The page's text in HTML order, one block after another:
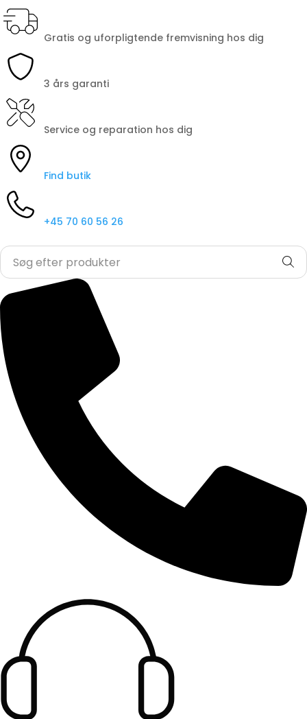
Gratis og uforpligtende fremvisning hos dig
3 års garanti
Service og reparation hos dig
Find butik
+45 70 60 56 26